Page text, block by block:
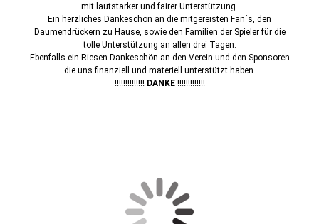
mit lautstarker und fairer Unterstützung.
Ein herzliches Dankeschön an die mitgereisten Fan´s, den
Daumendrückern zu Hause, sowie den Familien der Spieler für die
tolle Unterstützung an allen drei Tagen.
Ebenfalls ein Riesen-Dankeschön an den Verein und den Sponsoren
die uns finanziell und materiell unterstützt haben.
!!!!!!!!!!!!!! DANKE!!!!!!!!!!!!!